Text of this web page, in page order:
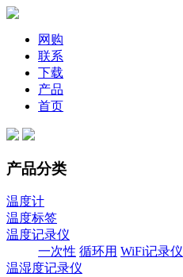
网购
联系
下载
产品
首页
产品分类
温度计
温度标签
温度记录仪
一次性 循环用 WiFi记录仪
温湿度记录仪